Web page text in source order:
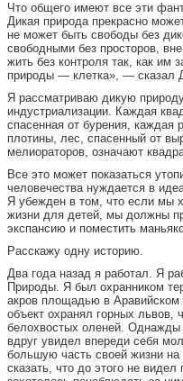
Что общего имеют все эти
Дикая природа прекрасно
не может быть свободы без
свободными без просторов,
жить без контроля так, как им
природы — клетка», — сказал
Я рассматриваю дикую
индустриализации. Каждая
спасенная от бурения, каждая
плотины, лес, спасенный от
мелиораторов, означают
Все это может показаться
человечества нуждается в
Я убежден в том, что если мы
жизни для детей, мы должны
экспансию и поместить
Расскажу одну историю.
Два года назад я работал. Я
Природы. Я был охранником
акров площадью в
объект охранял горных львов,
белохвостых оленей.
вдруг увидел впереди себя
большую часть своей жизни
сказать, что до этого не